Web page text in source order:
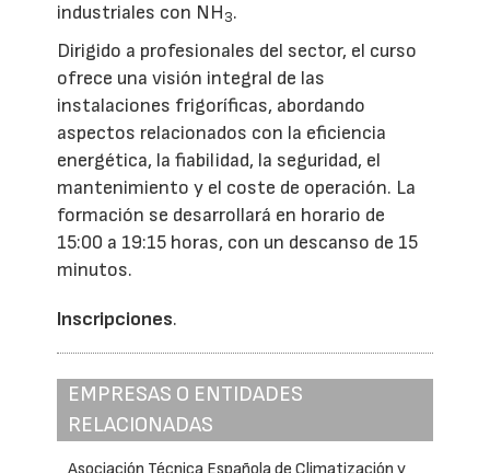
industriales con NH3.
Dirigido a profesionales del sector, el curso
ofrece una visión integral de las
instalaciones frigoríficas, abordando
aspectos relacionados con la eficiencia
energética, la fiabilidad, la seguridad, el
mantenimiento y el coste de operación. La
formación se desarrollará en horario de
15:00 a 19:15 horas, con un descanso de 15
minutos.
Inscripciones.
EMPRESAS O ENTIDADES
RELACIONADAS